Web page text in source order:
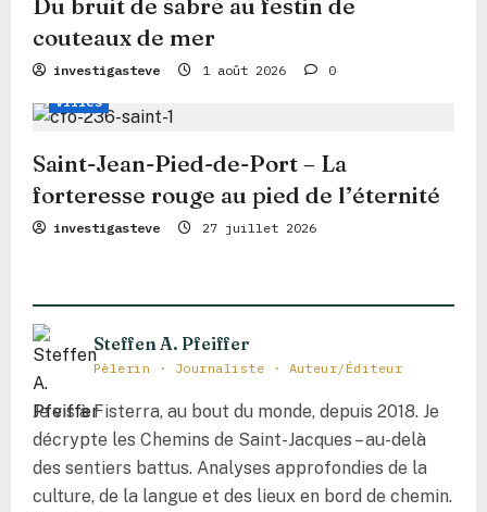
r
t
i
l
e
Du bruit de sabre au festin de
couteaux de mer
investigasteve 1 août 2026 0
Voie Française Chemin Conseils de voyage
Villes
Saint-Jean-Pied-de-Port – La
forteresse rouge au pied de l’éternité
investigasteve 27 juillet 2026
Steffen A. Pfeiffer
Pèlerin · Journaliste · Auteur/Éditeur
Je vis à Fisterra, au bout du monde, depuis 2018. Je
décrypte les Chemins de Saint-Jacques – au-delà
des sentiers battus. Analyses approfondies de la
culture, de la langue et des lieux en bord de chemin.